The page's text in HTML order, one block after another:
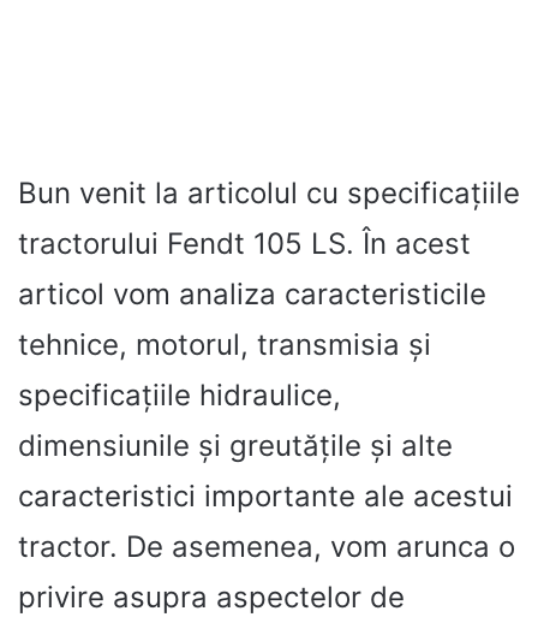
Bun venit la articolul cu specificațiile
tractorului Fendt 105 LS. În acest
articol vom analiza caracteristicile
tehnice, motorul, transmisia și
specificațiile hidraulice,
dimensiunile și greutățile și alte
caracteristici importante ale acestui
tractor. De asemenea, vom arunca o
privire asupra aspectelor de